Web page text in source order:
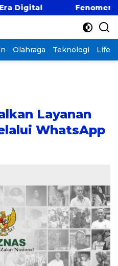
Fenomena “Kabur
Olahraga Teknologi
Layanan
WhatsApp